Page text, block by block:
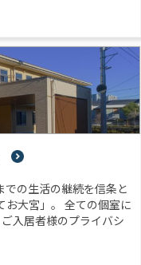
の生活の継続を信条と
お大宮」。 全ての個室に
入居者様のプライバシ